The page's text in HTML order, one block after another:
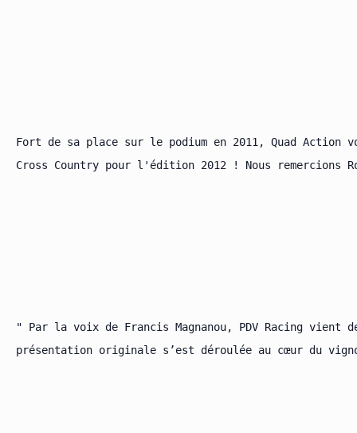
Fort de sa place sur le podium en 2011, Quad Action
Cross Country pour l'édition 2012 ! Nous
" Par la voix de Francis Magnanou, PDV Racing vient
présentation originale s’est déroulée au cœur du